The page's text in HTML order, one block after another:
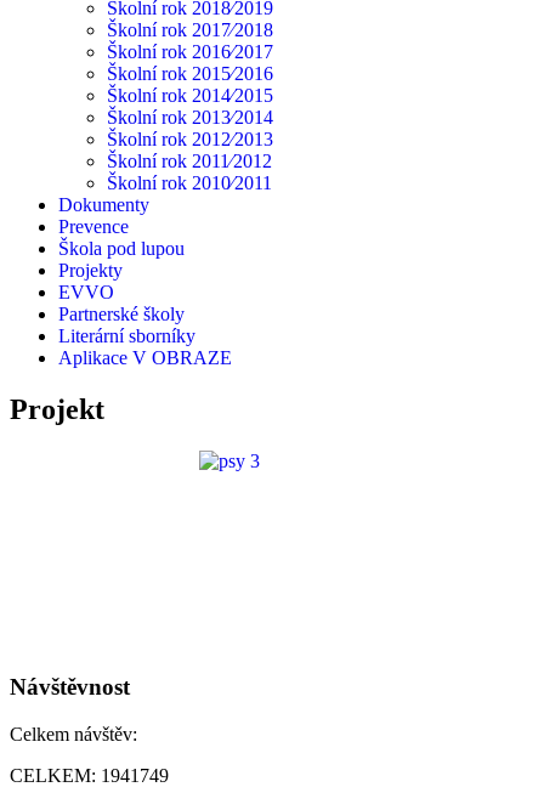
Školní rok 2018⁄2019
Školní rok 2017⁄2018
Školní rok 2016⁄2017
Školní rok 2015⁄2016
Školní rok 2014⁄2015
Školní rok 2013⁄2014
Školní rok 2012⁄2013
Školní rok 2011⁄2012
Školní rok 2010⁄2011
Dokumenty
Prevence
Škola pod lupou
Projekty
EVVO
Partnerské školy
Literární sborníky
Aplikace V OBRAZE
Projekt
Návštěvnost
Celkem návštěv:
CELKEM: 1941749